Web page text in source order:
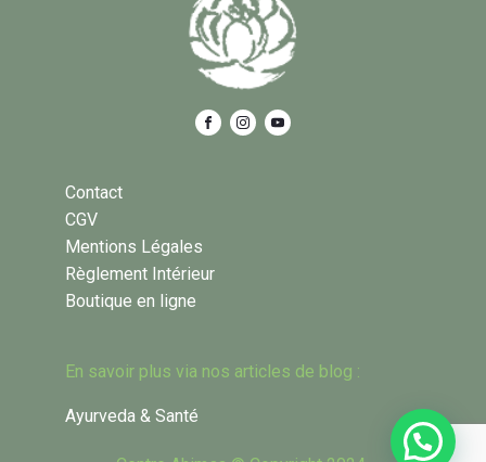
Contact
CGV
Mentions Légales
Règlement Intérieur
Boutique en ligne
En savoir plus via nos articles de blog :
Ayurveda & Santé